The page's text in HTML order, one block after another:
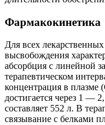
Фармакокинетика
Для всех
высвобождения
абсорбция с линейной
терапевтическом
концентрация в плазме
достигается через 1 —
составляет 552 л. В
связывание с белками